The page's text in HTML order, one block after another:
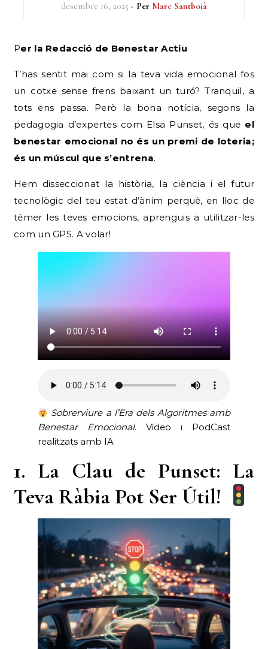
desembre 16, 2025 - Per Marc Santboià
Per la Redacció de Benestar Actiu
T’has sentit mai com si la teva vida emocional fos
un cotxe sense frens baixant un turó? Tranquil, a
tots ens passa. Però la bona notícia, segons la
pedagogia d’expertes com Elsa Punset, és que el
benestar emocional no és un premi de loteria;
és un múscul que s’entrena.
Hem disseccionat la història, la ciència i el futur
tecnològic del teu estat d’ànim perquè, en lloc de
témer les teves emocions, aprenguis a utilitzar-les
com un GPS. A volar!
Sobrerviure a l’Era dels Algoritmes amb
Benestar Emocional. Vídeo i PodCast
realitzats amb IA
1. La Clau de Punset: La
Teva Ràbia Pot Ser Útil!